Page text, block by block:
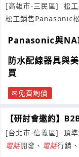
[高雄市-三民區]
松工
松工銷售Panasonic
Panasonic與
防水配線器具與
買
免費詢價
【研討會邀約】
[台北市-信義區]
頂
電話開發、 電話行銷